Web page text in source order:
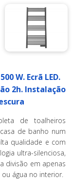
W. Ecrã LED.
2h. Instalação
de toalheiros
de banho num
qualidade e com
ultra-silenciosa,
divisão em apenas
água no interior.